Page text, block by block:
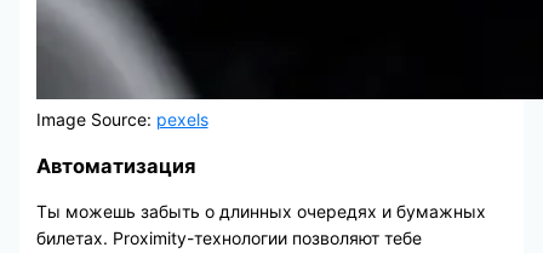
Image Source: pexels
Автоматизация
Ты можешь забыть о длинных очередях и бумажных
билетах. Proximity-технологии позволяют тебе